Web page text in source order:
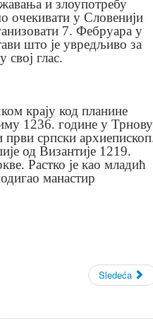
и злоупотребу
очекивати у Словенији
7. Фебруара у
што је увредљиво за
глас.
крају код планине
1236. године у Трнову
српски
од Византије 1219.
Растко је као младић
манастир
Sledeća